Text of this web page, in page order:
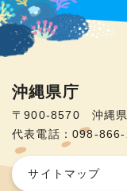
沖縄県庁
〒900-8570 沖縄
代表電話：098-
サイトマップ